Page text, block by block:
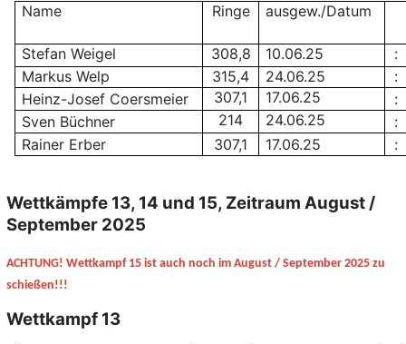
Name Ringe ausgew./Datum
Stefan Weigel 308,8 10.06.25
:
Markus Welp
315,4 24.06.25
:
Heinz-Josef Coersmeier
307,1 17.06.25
:
Sven Büchner
214 24.06.25
:
Rainer Erber
307,1 17.06.25 :
Wettkämpfe 13, 14 und 15, Zeitraum August /
September 2025
ACHTUNG! Wettkampf 15 ist auch noch im August / September 2025 zu
schießen!!!
Wettkampf 13